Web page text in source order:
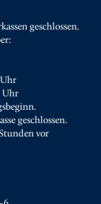
geschlossen.
Uhr
geschlossen.
vor